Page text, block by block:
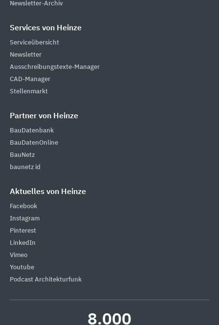
Newsletter-Archiv
Services von Heinze
Serviceübersicht
Newsletter
Ausschreibungstexte-Manager
CAD-Manager
Stellenmarkt
Partner von Heinze
BauDatenbank
BauDatenOnline
BauNetz
baunetz id
Aktuelles von Heinze
Facebook
Instagram
Pinterest
LinkedIn
Vimeo
Youtube
Podcast Architekturfunk
8.000